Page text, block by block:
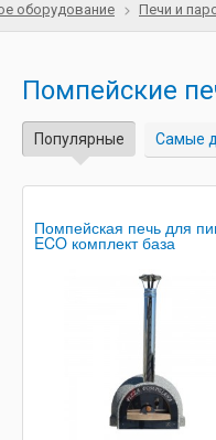
оборудование Печи и
Помпейские
Популярные Самые
Помпейская печь для
ECO комплект база